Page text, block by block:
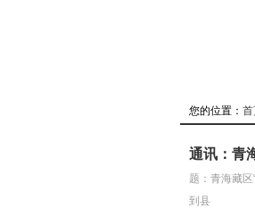
您的位置：
通讯：青
题：青海藏区
到县